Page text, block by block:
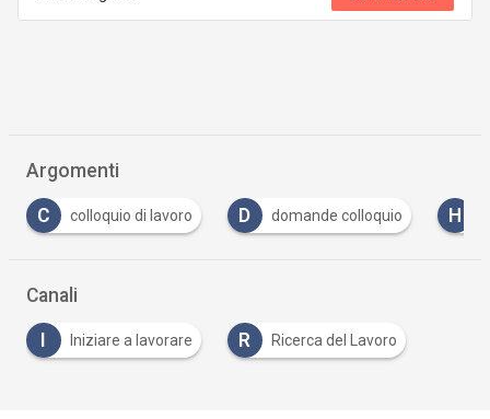
Argomenti
D domande colloquio H hr R recruiting
Canali
I Iniziare a lavorare R Ricerca del Lavoro